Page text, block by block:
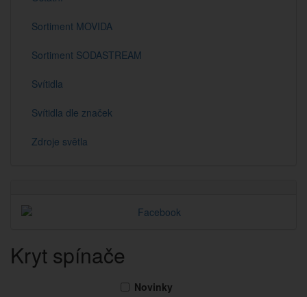
Sortiment MOVIDA
Sortiment SODASTREAM
Svítidla
Svítidla dle značek
Zdroje světla
Kryt spínače
Novinky